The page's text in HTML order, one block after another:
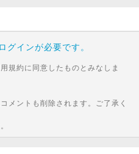
グインが必要です。
規約に同意したものとみなしま
メントも削除されます。ご了承く